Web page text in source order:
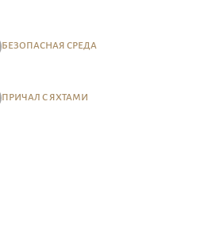
БЕЗОПАСНАЯ СРЕДА
ПРИЧАЛ С ЯХТАМИ